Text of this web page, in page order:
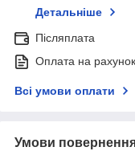
Детальніше
Післяплата
Оплата на рахунок
Всі умови оплати
Умови